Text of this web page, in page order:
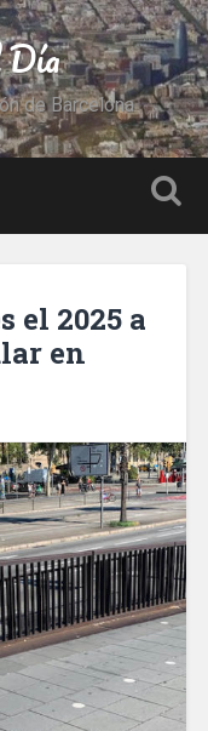
de Barcelona
el 2025 a
en